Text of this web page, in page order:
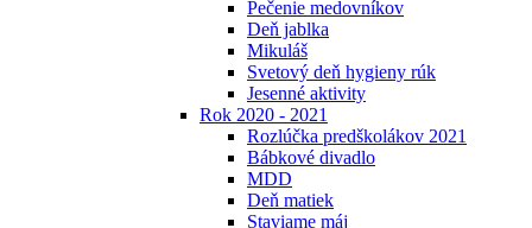
Pečenie medovníkov
Deň jablka
Mikuláš
Svetový deň hygieny rúk
Jesenné aktivity
Rok 2020 - 2021
Rozlúčka predškolákov 2021
Bábkové divadlo
MDD
Deň matiek
Staviame máj